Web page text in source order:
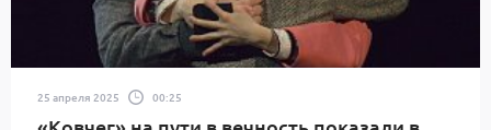
25 апреля 2025 00:25